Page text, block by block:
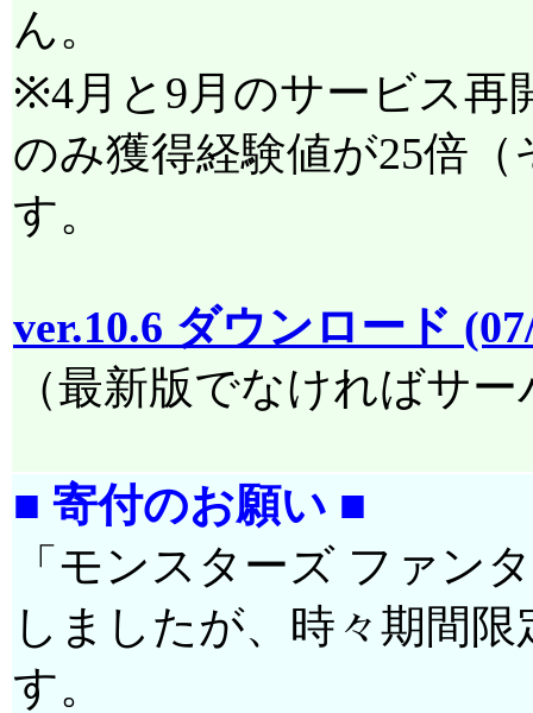
ん。
※4月と9月のサービス再
のみ獲得経験値が25倍
す。
ver.10.6 ダウンロード
（最新版でなければサ
■ 寄付のお願い ■
「モンスターズ ファン
しましたが、時々期間
す。